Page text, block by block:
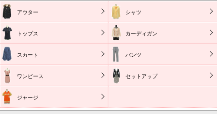
アウター シャツ
トップス カーディガン
スカート パンツ
ワンピース セットアップ
ジャージ